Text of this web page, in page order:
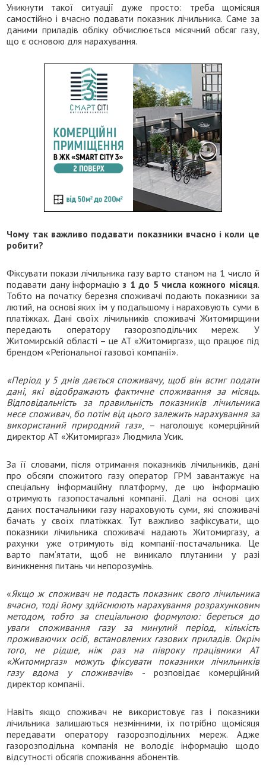
Уникнути такої ситуації дуже просто: треба щомісяця
самостійно і вчасно подавати показник лічильника. Саме за
даними приладів обліку обчислюється місячний обсяг газу,
що є основою для нарахування.
Чому так важливо подавати показники вчасно і коли це
робити?
Фіксувати покази лічильника газу варто станом на 1 число й
подавати дану інформаціюз 1 до 5 числа кожного місяця.
Тобто на початку березня споживачі подають показники за
лютий, на основі яких їм у подальшому і нараховують суми в
платіжках. Дані своїх лічильників споживачі Житомирщини
передають оператору газорозподільчих мереж. У
Житомирській області – це АТ «Житомиргаз», що працює під
брендом «Регіональної газової компанії».
«Період у 5 днів дається споживачу, щоб він встиг подати
дані, які відображають фактичне споживання за місяць.
Відповідальність за правильність показників лічильника
несе споживач, бо потім від цього залежить нарахування за
використаний природний газ» , – наголошує комерційний
директор АТ «Житомиргаз» Людмила Усик.
За її словами, після отримання показників лічильників, дані
про обсяги спожитого газу оператор ГРМ завантажує на
спеціальну інформаційну платформу, де цю інформацію
отримують газопостачальні компанії. Далі на основі цих
даних постачальники газу нараховують суми, які споживачі
бачать у своїх платіжках. Тут важливо зафіксувати, що
показники лічильника споживачі надають Житомиргазу, а
рахунки уже отримують від компанії-постачальника. Це
варто пам’ятати, щоб не виникало плутанини у разі
виникнення питань чи непорозумінь.
«Якщо ж споживач не подасть показник свого лічильника
вчасно, тоді йому здійснюють нарахування розрахунковим
методом, тобто за спеціальною формулою: береться до
уваги споживання газу за минулий період, кількість
проживаючих осіб, встановлених газових приладів. Окрім
того, не рідше, ніж разна півроку працівники АТ
«Житомиргаз» можуть фіксувати показники лічильників
газу вдома у споживачів» - розповідає комерційний
директор компанії.
Навіть якщо споживач не використовує газ і показники
лічильника залишаються незмінними, їх потрібно щомісяця
передавати оператору газорозподільних мереж. Адже
газорозподільна компанія не володіє інформацію щодо
відсутності обсягів споживання абонентів.